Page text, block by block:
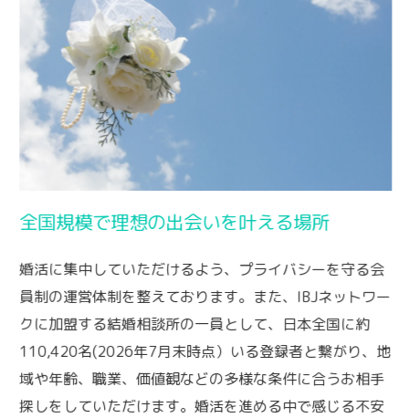
全国規模で理想の出会いを叶える場所
婚活に集中していただけるよう、プライバシーを守る会
員制の運営体制を整えております。また、IBJネットワー
クに加盟する結婚相談所の一員として、日本全国に約
110,420名(2026年7月末時点）いる登録者と繋がり、地
域や年齢、職業、価値観などの多様な条件に合うお相手
探しをしていただけます。婚活を進める中で感じる不安